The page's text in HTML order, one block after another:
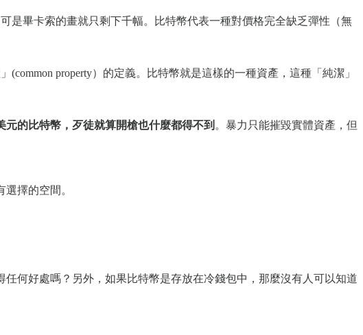
是畢卡索的畫就只剩下千幅。比特幣代表一種對價格完全缺乏彈性（無
(common property）的定義。比特幣就是這樣的一種資產，這種「純潔」
元的比特幣，歹徒就算開槍也什麼都得不到 。暴力只能摧毀實體資產，但
擇的空間。
何好處嗎？另外，如果比特幣是存放在冷錢包中，那麼沒有人可以知道